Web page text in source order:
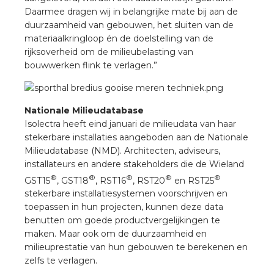
Daarmee dragen wij in belangrijke mate bij aan de
duurzaamheid van gebouwen, het sluiten van de
materiaalkringloop én de doelstelling van de
rijksoverheid om de milieubelasting van
bouwwerken flink te verlagen.”
Nationale Milieudatabase
Isolectra heeft eind januari de milieudata van haar
stekerbare installaties aangeboden aan de Nationale
Milieudatabase (NMD). Architecten, adviseurs,
installateurs en andere stakeholders die de Wieland
GST15®, GST18®, RST16®, RST20® en RST25®
stekerbare installatiesystemen voorschrijven en
toepassen in hun projecten, kunnen deze data
benutten om goede productvergelijkingen te
maken. Maar ook om de duurzaamheid en
milieuprestatie van hun gebouwen te berekenen en
zelfs te verlagen.